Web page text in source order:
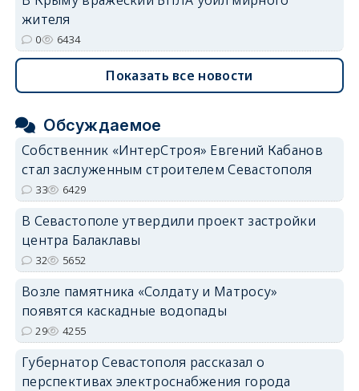
жителя
0 6434
Показать все новости
Обсуждаемое
Собственник «ИнтерСтроя» Евгений Кабанов
стал заслуженным строителем Севастополя
33 6429
В Севастополе утвердили проект застройки
центра Балаклавы
32 5652
Возле памятника «Солдату и Матросу»
появятся каскадные водопады
29 4255
Губернатор Севастополя рассказал о
перспективах электроснабжения города